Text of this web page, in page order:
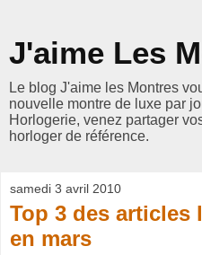
J'aime Les
Le blog J'aime les Montres
nouvelle montre de luxe par
Horlogerie, venez partager
horloger de référence.
samedi 3 avril 2010
Top 3 des
en mars